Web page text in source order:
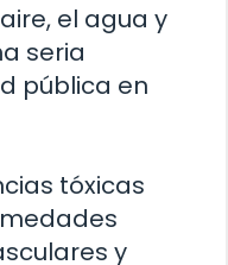
el agua y
seria
pública en
tóxicas
y